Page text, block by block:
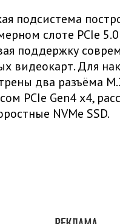
подсистема
слоте PCIe
поддержку
видеокарт. Для
два разъёма
PCIe Gen4 x4,
NVMe SSD.